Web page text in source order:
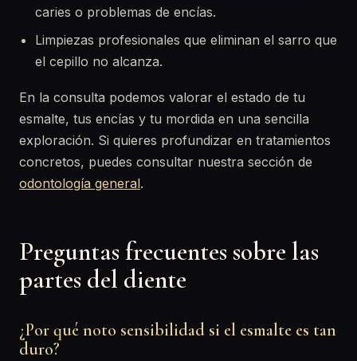
caries o problemas de encías.
Limpiezas profesionales que eliminan el sarro que
el cepillo no alcanza.
En la consulta podemos valorar el estado de tu
esmalte, tus encías y tu mordida en una sencilla
exploración. Si quieres profundizar en tratamientos
concretos, puedes consultar nuestra sección de
odontología general.
Preguntas frecuentes sobre las
partes del diente
¿Por qué noto sensibilidad si el esmalte es tan
duro?